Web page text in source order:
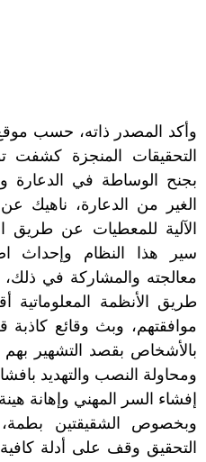
التحقيقات المنجزة
بجنح الوساطة في
الغير من الدعارة، ناهيك
الآلية للمعطيات عن طريق
سير هذا النظام وإحداث
معالجته والمشاركة في
طريق الأنظمة
موافقتهم، وبث وقائع
بالأشخاص بقصد التشهير
ومحاولة النصب والتهديد
إفشاء السر المهني وإهانة
وبخصوص الشقيقتين
التحقيق وقف على أدلة